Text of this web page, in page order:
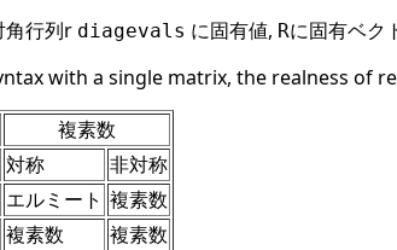
角行列r diagevals に固有値, Rに固有ベク
with a single matrix, the realness of
複素数
対称
非対称
エルミート 複素数
複素数
複素数